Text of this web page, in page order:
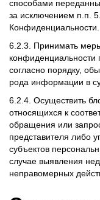
способами
за исключением п.п.
Конфиденциальности.
6.2.3. Принимать
конфиденциальности
согласно порядку,
рода информации в
6.2.4. Осуществить
относящихся к
обращения или
представителя либо
субъектов
случае выявления
неправомерных